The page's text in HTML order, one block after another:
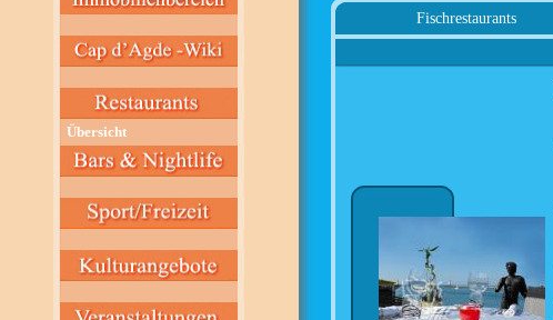
Übersicht
Fischrestaurants